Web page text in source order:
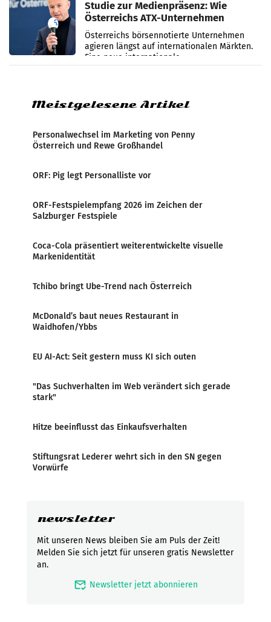
Studie zur Medienpräsenz: Wie
Österreichs ATX-Unternehmen
international wahrgenommen
werden
Österreichs börsennotierte Unternehmen
agieren längst auf internationalen Märkten.
Eine neue internationale
Medienresonanzanalyse untersucht die
Meistgelesene Artikel
Personalwechsel im Marketing von Penny
Österreich und Rewe Großhandel
ORF: Pig legt Personalliste vor
ORF-Festspielempfang 2026 im Zeichen der
Salzburger Festspiele
Coca-Cola präsentiert weiterentwickelte visuelle
Markenidentität
Tchibo bringt Ube-Trend nach Österreich
McDonald’s baut neues Restaurant in
Waidhofen/Ybbs
EU AI-Act: Seit gestern muss KI sich outen
"Das Suchverhalten im Web verändert sich gerade
stark"
Hitze beeinflusst das Einkaufsverhalten
Stiftungsrat Lederer wehrt sich in den SN gegen
Vorwürfe
newsletter
Mit unseren News bleiben Sie am Puls der Zeit!
Melden Sie sich jetzt für unseren gratis Newsletter
an.
mark_email_read Newsletter jetzt abonnieren